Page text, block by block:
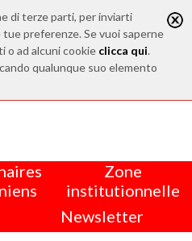
di terze parti, per inviarti
preferenze. Se vuoi saperne
o ad alcuni cookie clicca qui.
qualunque suo elemento
Zone
institutionnelle
Newsletter